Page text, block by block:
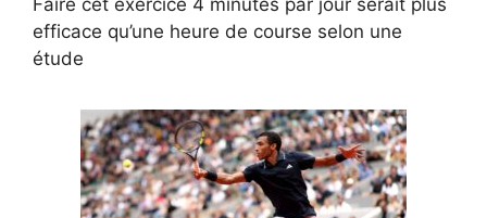
Faire cet exercice 4 minutes par jour serait plus
efficace qu’une heure de course selon une
étude